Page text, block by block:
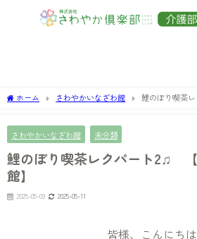
ホーム さわやかいなざわ館
鯉のぼり喫茶
さわやかいなざわ館 未分類
鯉のぼり喫茶レクパート2♫
館】
2025-05-09 2025-05-11
皆様、こんにちは